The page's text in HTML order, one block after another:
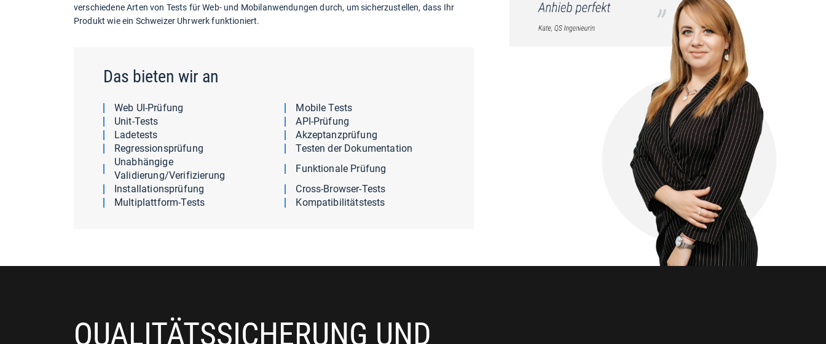
verschiedene Arten von Tests für Web- und Mobilanwendungen durch, um sicherzustellen, dass Ihr
Produkt wie ein Schweizer Uhrwerk funktioniert.
Das bieten wir an
Web UI-Prüfung
Mobile Tests
Unit-Tests
API-Prüfung
Ladetests
Akzeptanzprüfung
Regressionsprüfung
Testen der Dokumentation
Unabhängige
Validierung/Verifizierung
Funktionale Prüfung
Installationsprüfung
Cross-Browser-Tests
Multiplattform-Tests
Kompatibilitätstests
QUALITÄTSSICHERUNG UND